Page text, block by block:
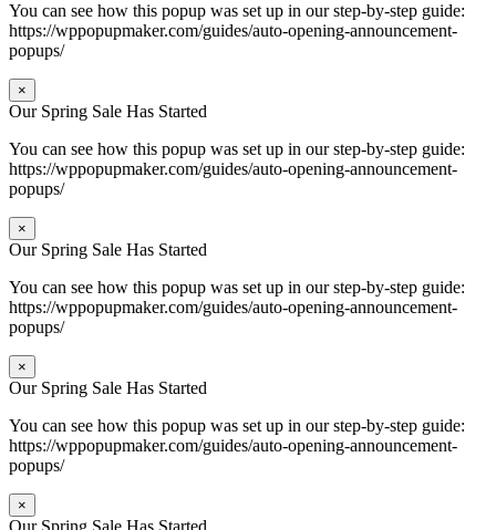
You can see how this popup was set up in our step-by-step guide:
https://wppopupmaker.com/guides/auto-opening-announcement-
popups/
×
Our Spring Sale Has Started
You can see how this popup was set up in our step-by-step guide:
https://wppopupmaker.com/guides/auto-opening-announcement-
popups/
×
Our Spring Sale Has Started
You can see how this popup was set up in our step-by-step guide:
https://wppopupmaker.com/guides/auto-opening-announcement-
popups/
×
Our Spring Sale Has Started
You can see how this popup was set up in our step-by-step guide:
https://wppopupmaker.com/guides/auto-opening-announcement-
popups/
×